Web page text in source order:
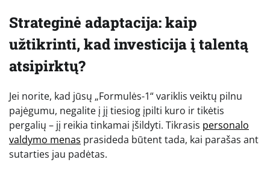
Strateginė adaptacija: kaip
užtikrinti, kad investicija į talentą
atsipirktų?
Jei norite, kad jūsų „Formulės-1“ variklis veiktų pilnu
pajėgumu, negalite į jį tiesiog įpilti kuro ir tikėtis
pergalių – jį reikia tinkamai įšildyti. Tikrasis personalo
valdymo menas prasideda būtent tada, kai parašas ant
sutarties jau padėtas.